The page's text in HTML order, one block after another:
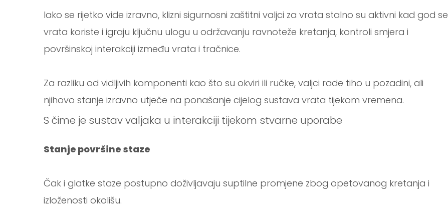
Iako se rijetko vide izravno, klizni sigurnosni zaštitni valjci za vrata stalno su aktivni kad god se
vrata koriste i igraju ključnu ulogu u održavanju ravnoteže kretanja, kontroli smjera i
površinskoj interakciji između vrata i tračnice.
Za razliku od vidljivih komponenti kao što su okviri ili ručke, valjci rade tiho u pozadini, ali
njihovo stanje izravno utječe na ponašanje cijelog sustava vrata tijekom vremena.
S čime je sustav valjaka u interakciji tijekom stvarne uporabe
Stanje površine staze
Čak i glatke staze postupno doživljavaju suptilne promjene zbog opetovanog kretanja i
izloženosti okolišu.